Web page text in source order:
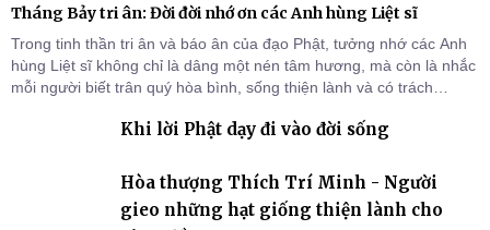
Tháng Bảy tri ân: Đời đời nhớ ơn các Anh hùng Liệt sĩ
Trong tinh thần tri ân và báo ân của đạo Phật, tưởng nhớ các Anh
hùng Liệt sĩ không chỉ là dâng một nén tâm hương, mà còn là nhắc
mỗi người biết trân quý hòa bình, sống thiện lành và có trách
Khi lời Phật dạy đi vào đời sống
Hòa thượng Thích Trí Minh - Người
gieo những hạt giống thiện lành cho